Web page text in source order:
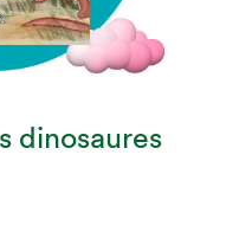
dinosaures